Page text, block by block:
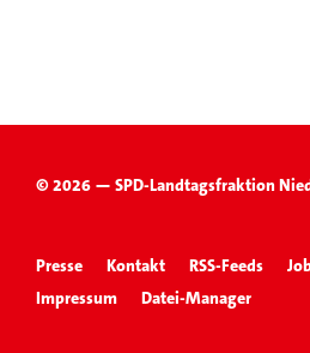
© 2026 — SPD-Landtagsfraktion
Presse Kontakt RSS-Feeds
Impressum
Datei-Manager